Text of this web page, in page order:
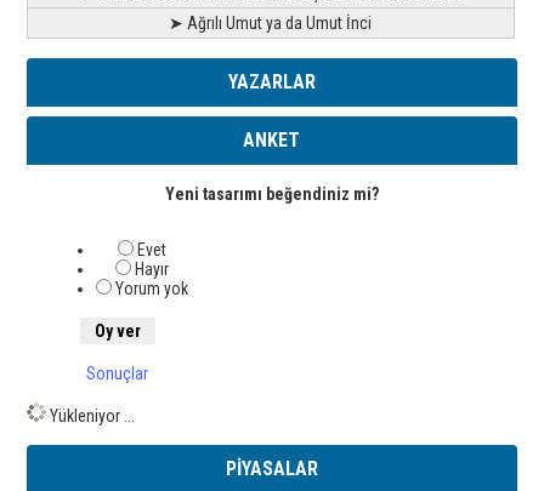
➤ Ağrılı Umut ya da Umut İnci
YAZARLAR
ANKET
Yeni tasarımı beğendiniz mi?
Evet
Hayır
Yorum yok
Sonuçlar
Yükleniyor ...
PİYASALAR